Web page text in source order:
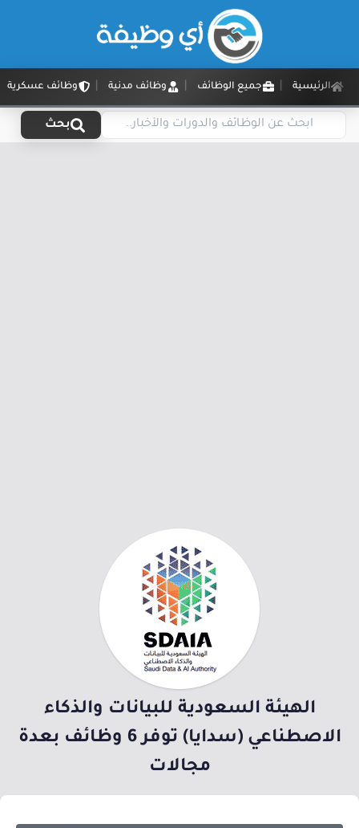
الرئيسية جميع الوظائف وظائف مدنية وظائف عسكرية
بحث
الهيئة السعودية للبيانات والذكاء
الاصطناعي (سدايا) توفر 6 وظائف بعدة
مجالات